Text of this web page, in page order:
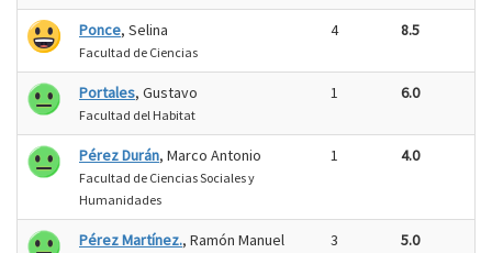
Ponce, Selina
Facultad de Ciencias
4 8.5
Portales, Gustavo
Facultad del Habitat
1 6.0
Pérez Durán, Marco Antonio
Facultad de Ciencias Sociales y
Humanidades
1 4.0
Pérez Martínez., Ramón Manuel 3 5.0